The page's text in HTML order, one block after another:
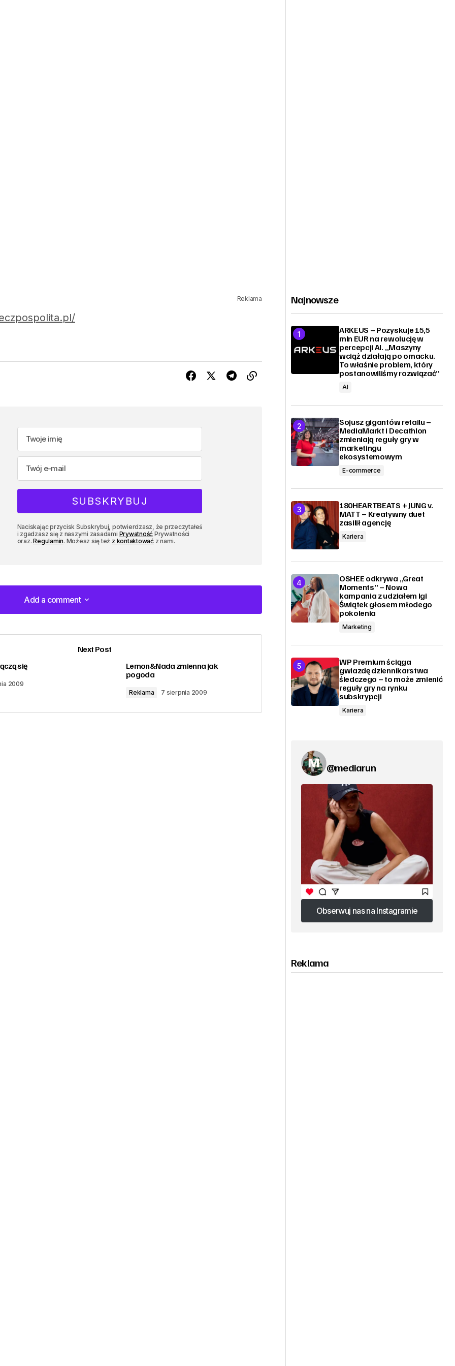
Reklama
Naciskając przycisk Subskrybuj, potwierdzasz, że przeczytałeś
i zgadzasz się z naszymi zasadami Prywatność Prywatności
oraz.Regulamin. Możesz się też z kontaktowaćz nami.
Add a comment
Add a comment
się
2009
Next Post
Lemon&Nada zmienna jak
pogoda
Reklama 7 sierpnia 2009
Najnowsze
ARKEUS – Pozyskuje 15,5
mln EUR na rewolucję w
percepcji AI. „Maszyny
wciąż działają po omacku.
To właśnie problem, który
postanowiliśmy rozwiązać”
AI
Sojusz gigantów retailu –
MediaMarkt i Decathlon
zmieniają reguły gry w
marketingu
ekosystemowym
E-commerce
180HEARTBEATS + JUNG v.
MATT – Kreatywny duet
zasilił agencję
Kariera
OSHEE odkrywa „Great
Moments” – Nowa
kampania z udziałem Igi
Świątek głosem młodego
pokolenia
Marketing
WP Premium ściąga
gwiazdę dziennikarstwa
śledczego – to może zmienić
reguły gry na rynku
subskrypcji
Kariera
@mediarun
Obserwuj nas na Instagramie
Obserwuj nas na Instagramie
Reklama